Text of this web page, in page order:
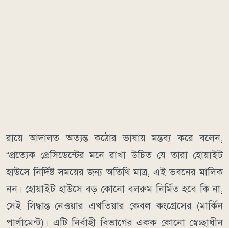
রায়ে আদালত অত্যন্ত কঠোর ভাষায় মন্তব্য করে বলেন,
“প্রত্যেক প্রেসিডেন্টের মনে রাখা উচিত যে তারা হোয়াইট
হাউসে নির্দিষ্ট সময়ের জন্য অতিথি মাত্র, এই ভবনের মালিক
নন। হোয়াইট হাউসে বড় কোনো বলরুম নির্মিত হবে কি না,
সেই সিদ্ধান্ত নেওয়ার এখতিয়ার কেবল কংগ্রেসের (মার্কিন
পার্লামেন্ট)। এটি নির্বাহী বিভাগের একক কোনো স্বেচ্ছাধীন